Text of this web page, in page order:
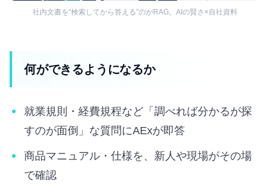
社内文書を“検索してから答える”のがRAG。AIの賢さ×自社資料
何ができるようになるか
就業規則・経費規程など「調べれば分かるが探
すのが面倒」な質問にAExが即答
商品マニュアル・仕様を、新人や現場がその場
で確認